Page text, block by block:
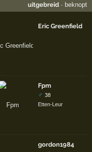
uitgebreid· beknopt
Eric Greenfield
Fpm
♂ 38
Etten-Leur
gordon1984